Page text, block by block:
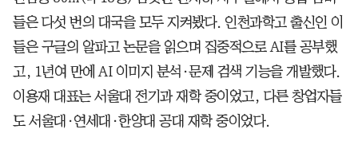
들은 다섯 번의 대국을 모두 지켜봤다. 인천과학고 출신인 이
들은 구글의 알파고 논문을 읽으며 집중적으로 AI를 공부했
고, 1년여 만에 AI 이미지 분석·문제 검색 기능을 개발했다.
이용재 대표는 서울대 전기과 재학 중이었고, 다른 창업자들
도 서울대·연세대·한양대 공대 재학 중이었다.